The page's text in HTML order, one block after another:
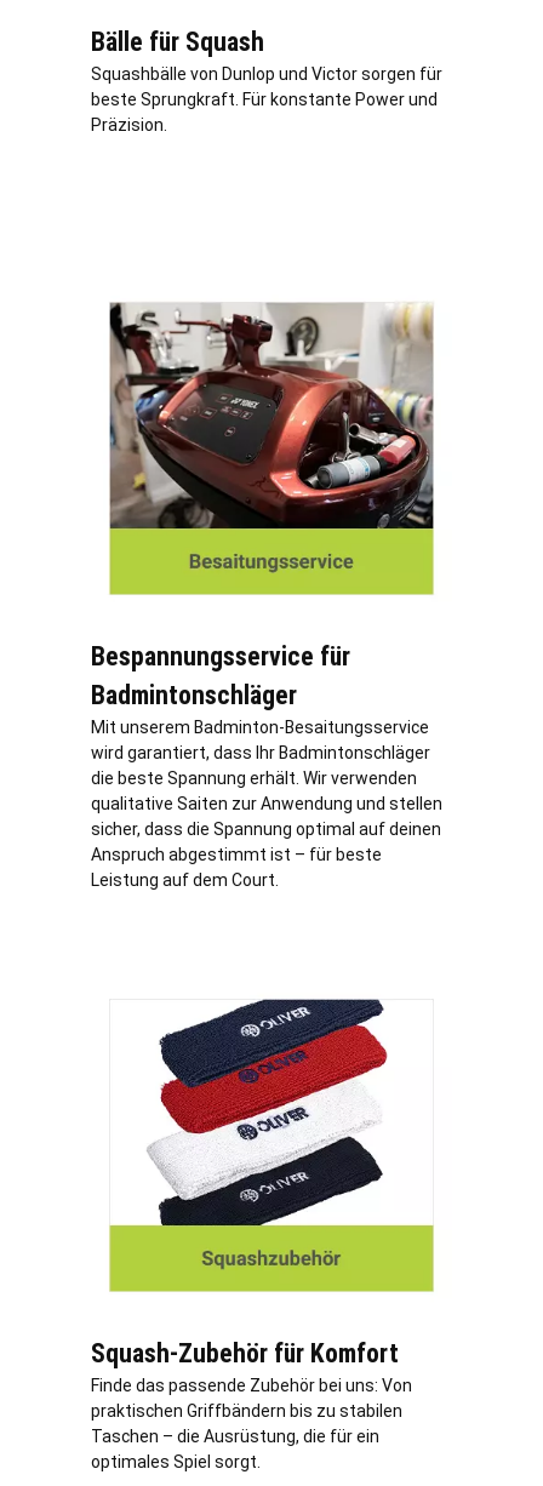
Bälle für Squash
Squashbälle von Dunlop und Victor sorgen für
beste Sprungkraft. Für konstante Power und
Präzision.
Bespannungsservice für
Badmintonschläger
Mit unserem Badminton-Besaitungsservice
wird garantiert, dass Ihr Badmintonschläger
die beste Spannung erhält. Wir verwenden
qualitative Saiten zur Anwendung und stellen
sicher, dass die Spannung optimal auf deinen
Anspruch abgestimmt ist – für beste
Leistung auf dem Court.
Squash-Zubehör für Komfort
Finde das passende Zubehör bei uns: Von
praktischen Griffbändern bis zu stabilen
Taschen – die Ausrüstung, die für ein
optimales Spiel sorgt.